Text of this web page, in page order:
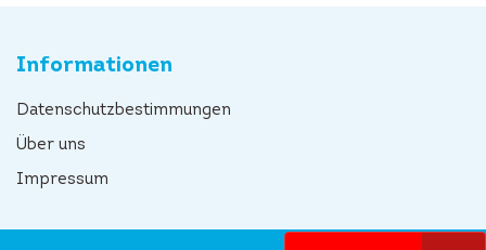
Informationen
Datenschutzbestimmungen
Über uns
Impressum